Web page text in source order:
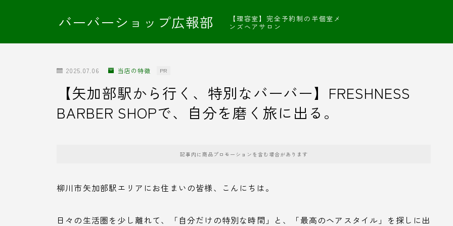
バーバーショップ広報部
【理容室】完全予約制の半個室メ
ンズヘアサロン
2025.07.06 当店の特徴 PR
【矢加部駅から行く、特別なバーバー】FRESHNESS
BARBER SHOPで、自分を磨く旅に出る。
記事内に商品プロモーションを含む場合があります
柳川市矢加部駅エリアにお住まいの皆様、こんにちは。
日々の生活圏を少し離れて、「自分だけの特別な時間」と、「最高のヘアスタイル」を探しに出